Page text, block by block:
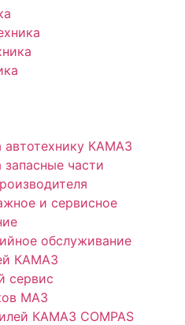
автотехнику КАМАЗ
запасные части
и сервисное
обслуживание
КАМАЗ
сервис
МАЗ
КАМАЗ COMPAS